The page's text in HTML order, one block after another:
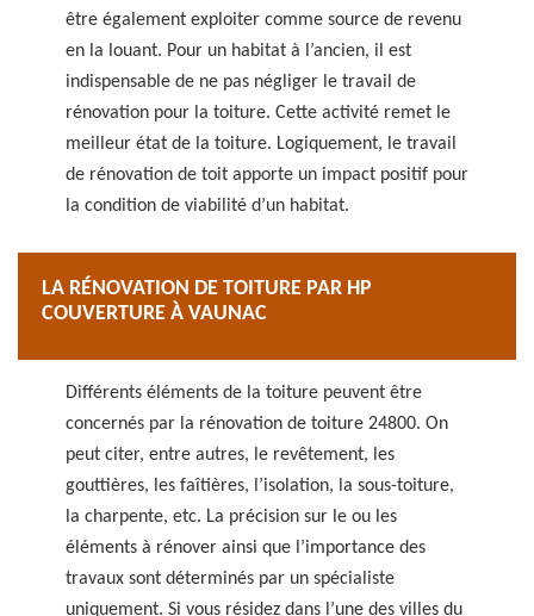
être également exploiter comme source de revenu
en la louant. Pour un habitat à l’ancien, il est
indispensable de ne pas négliger le travail de
rénovation pour la toiture. Cette activité remet le
meilleur état de la toiture. Logiquement, le travail
de rénovation de toit apporte un impact positif pour
la condition de viabilité d’un habitat.
LA RÉNOVATION DE TOITURE PAR HP
COUVERTURE À VAUNAC
Différents éléments de la toiture peuvent être
concernés par la rénovation de toiture 24800. On
peut citer, entre autres, le revêtement, les
gouttières, les faîtières, l’isolation, la sous-toiture,
la charpente, etc. La précision sur le ou les
éléments à rénover ainsi que l’importance des
travaux sont déterminés par un spécialiste
uniquement. Si vous résidez dans l’une des villes du